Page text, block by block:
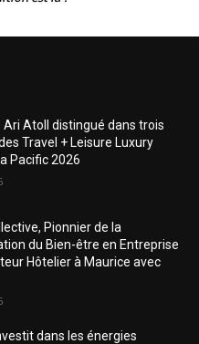
Ari Atoll distingué dans trois
Travel + Leisure Luxury
Pacific 2026
Pionnier de la
du Bien-être en Entreprise
Hôtelier à Maurice avec
dans les énergies